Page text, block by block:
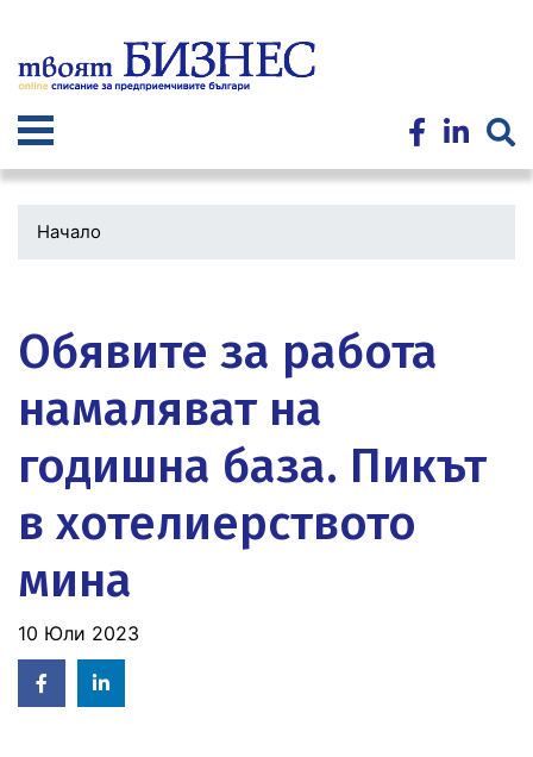
към
основното
Начало
снимка
Обявите за работа
намаляват на
годишна база. Пикът
в хотелиерството
мина
10 Юли 2023
Facebook
in